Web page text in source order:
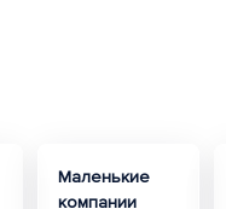
Маленькие
компании